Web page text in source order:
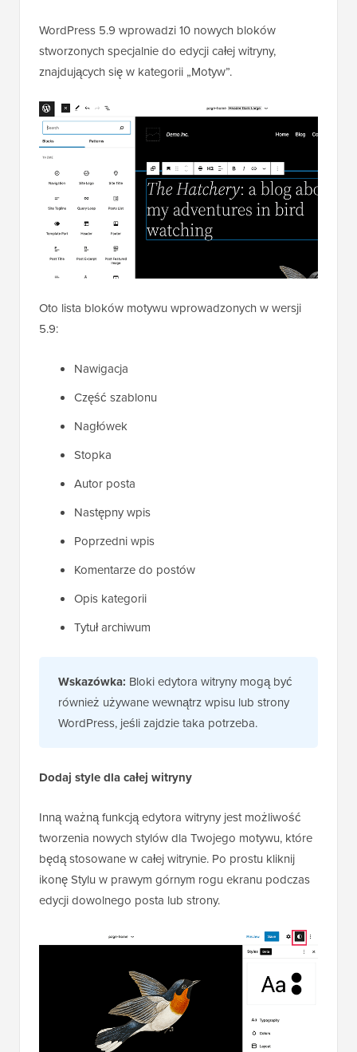
WordPress 5.9 wprowadzi 10 nowych bloków
stworzonych specjalnie do edycji całej witryny,
znajdujących się w kategorii „Motyw”.
Oto lista bloków motywu wprowadzonych w wersji
5.9:
Nawigacja
Część szablonu
Nagłówek
Stopka
Autor posta
Następny wpis
Poprzedni wpis
Komentarze do postów
Opis kategorii
Tytuł archiwum
Wskazówka: Bloki edytora witryny mogą być
również używane wewnątrz wpisu lub strony
WordPress, jeśli zajdzie taka potrzeba.
Dodaj style dla całej witryny
Inną ważną funkcją edytora witryny jest możliwość
tworzenia nowych stylów dla Twojego motywu, które
będą stosowane w całej witrynie. Po prostu kliknij
ikonę Stylu w prawym górnym rogu ekranu podczas
edycji dowolnego posta lub strony.